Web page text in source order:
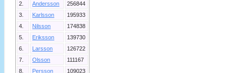
2.
Andersson
256844
3.
Karlsson
195933
4.
Nilsson
174838
5.
Eriksson
139730
6.
Larsson
126722
7.
Olsson
111167
8.
Persson
109023